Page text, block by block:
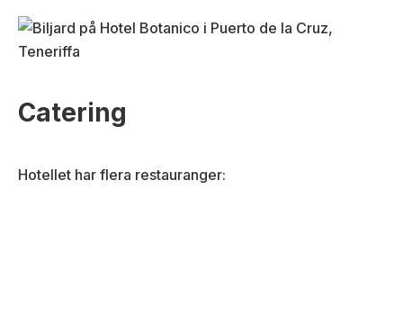
Catering
Hotellet har flera restauranger: